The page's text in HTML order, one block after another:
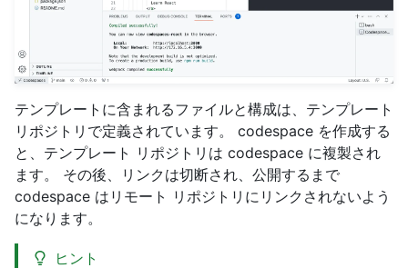
テンプレートに含まれるファイルと構成は、テンプレート
リポジトリで定義されています。 codespace を作成する
と、テンプレート リポジトリは codespace に複製され
ます。 その後、リンクは切断され、公開するまで
codespace はリモート リポジトリにリンクされないよう
になります。
ヒント